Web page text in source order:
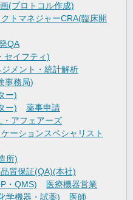
(プロトコル作成)
トマネジャーCRA(臨床開
QA
セイフティ)
メント・統計解析
事務局)
ー)
ー)
薬事申請
アフェアーズ
ーションスペシャリスト
所)
質保証(QA)(本社)
・QMS)
医療機器営業
学機器・試薬)
医師